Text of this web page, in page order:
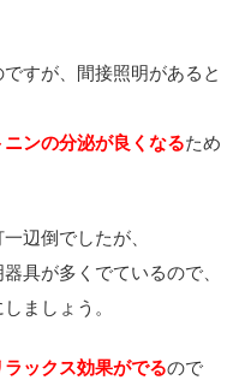
すが、間接照明があると
ンの分泌が良くなるため
辺倒でしたが、
具が多くでているので、
ましょう。
ックス効果がでるので